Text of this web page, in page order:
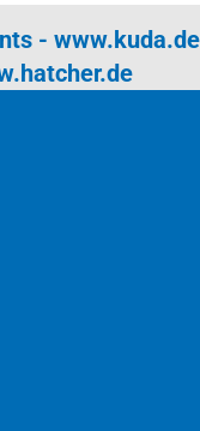
- www.kuda.de